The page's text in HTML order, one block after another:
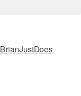
BrianJustDoes